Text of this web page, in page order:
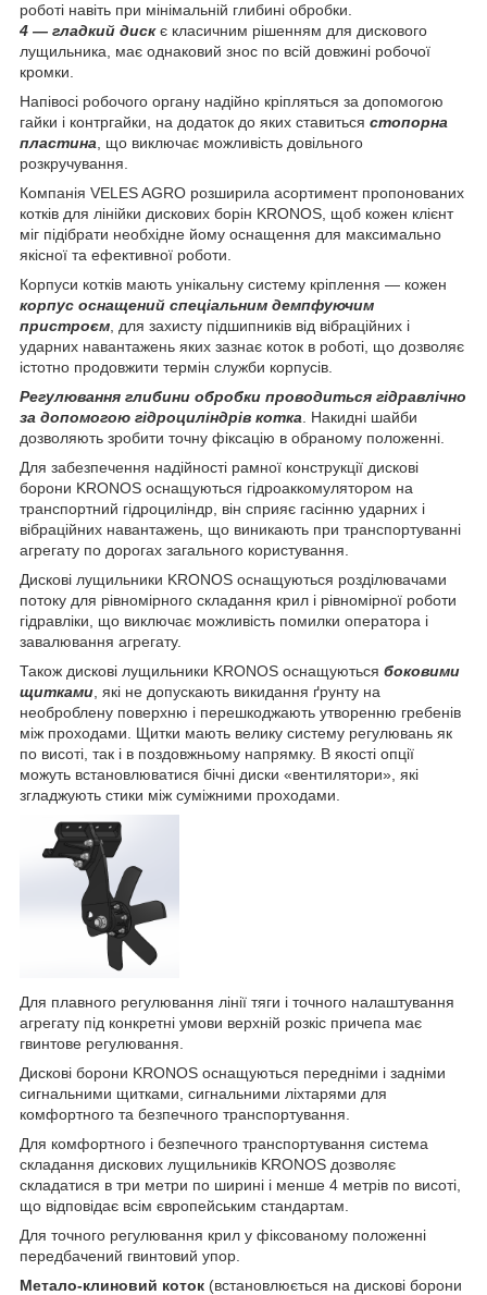
роботі навіть при мінімальній глибині обробки.
4 — гладкий дискє класичним рішенням для дискового
лущильника, має однаковий знос по всій довжині робочої
кромки.
Напівосі робочого органу надійно кріпляться за допомогою
гайки і контргайки, на додаток до яких ставиться стопорна
пластина , що виключає можливість довільного
розкручування.
Компанія VELES AGRO розширила асортимент пропонованих
котків для лінійки дискових борін KRONOS, щоб кожен клієнт
міг підібрати необхідне йому оснащення для максимально
якісної та ефективної роботи.
Корпуси котків мають унікальну систему кріплення — кожен
корпус оснащений спеціальним демпфуючим
пристроєм , для захисту підшипників від вібраційних і
ударних навантажень яких зазнає коток в роботі, що дозволяє
істотно продовжити термін служби корпусів.
Регулювання глибини обробки проводиться гідравлічно
за допомогою гідроциліндрів котка . Накидні шайби
дозволяють зробити точну фіксацію в обраному положенні.
Для забезпечення надійності рамної конструкції дискові
борони KRONOS оснащуються гідроаккомулятором на
транспортний гідроциліндр, він сприяє гасінню ударних і
вібраційних навантажень, що виникають при транспортуванні
агрегату по дорогах загального користування.
Дискові лущильники KRONOS оснащуються розділювачами
потоку для рівномірного складання крил і рівномірної роботи
гідравліки, що виключає можливість помилки оператора і
завалювання агрегату.
Також дискові лущильники KRONOS оснащуються боковими
щитками , які не допускають викидання ґрунту на
необроблену поверхню і перешкоджають утворенню гребенів
між проходами. Щитки мають велику систему регулювань як
по висоті, так і в поздовжньому напрямку. В якості опції
можуть встановлюватися бічні диски «вентилятори», які
згладжують стики між суміжними проходами.
Для плавного регулювання лінії тяги і точного налаштування
агрегату під конкретні умови верхній розкіс причепа має
гвинтове регулювання.
Дискові борони KRONOS оснащуються передніми і задніми
сигнальними щитками, сигнальними ліхтарями для
комфортного та безпечного транспортування.
Для комфортного і безпечного транспортування система
складання дискових лущильників KRONOS дозволяє
складатися в три метри по ширині і менше 4 метрів по висоті,
що відповідає всім європейським стандартам.
Для точного регулювання крил у фіксованому положенні
передбачений гвинтовий упор.
Метало-клиновий коток (встановлюється на дискові борони